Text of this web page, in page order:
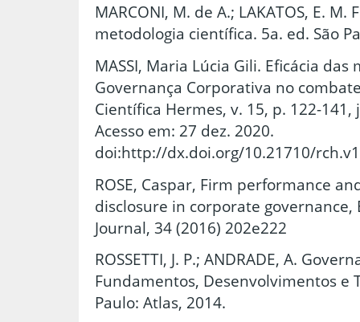
MARCONI, M. de A.; LAKATOS, E.
metodologia científica. 5a. ed. São
MASSI, Maria Lúcia Gili. Eficácia
Governança Corporativa no
Científica Hermes, v. 15, p. 122-
Acesso em: 27 dez. 2020.
doi:http://dx.doi.org/10.21710/
ROSE, Caspar, Firm performance
disclosure in corporate
Journal, 34 (2016) 202e222
ROSSETTI, J. P.; ANDRADE, A.
Fundamentos, Desenvolvimentos e
Paulo: Atlas, 2014.